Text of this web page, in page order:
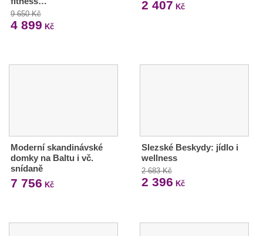
9 650 Kč
4 899 Kč
2 407 Kč
Moderní skandinávské
domky na Baltu i vč.
snídaně
7 756 Kč
Slezské Beskydy: jídlo i
wellness
2 683 Kč
2 396 Kč